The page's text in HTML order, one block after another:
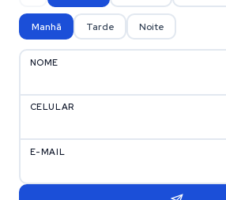
Manhã Tarde Noite
NOME
CELULAR
E-MAIL